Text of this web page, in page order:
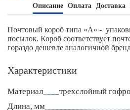
Описание Оплата Доставка
Почтовый короб типа «А» -
посылок. Короб соответствует
гораздо дешевле аналогичной
Характеристики
Материал
трехслойный
Длина, мм